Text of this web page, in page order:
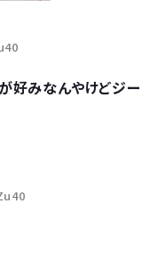
好みなんやけどジー